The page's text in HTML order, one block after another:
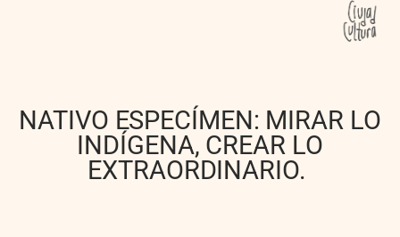
NATIVO ESPECÍMEN: MIRAR LO
INDÍGENA, CREAR LO
EXTRAORDINARIO.